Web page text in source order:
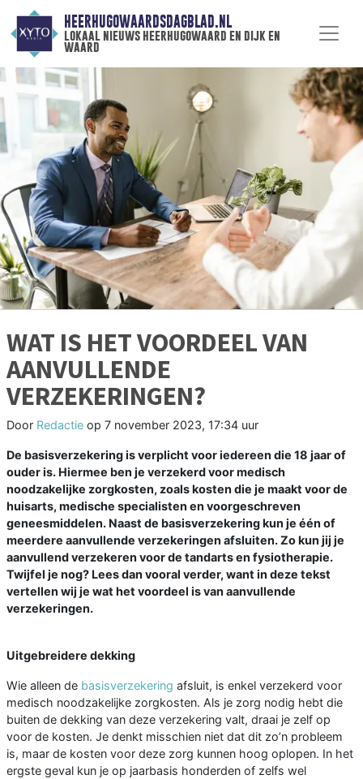
HEERHUGOWAARDSDAGBLAD.NL
lokaal nieuws heerhugowaard en dijk en
waard
WAT IS HET VOORDEEL VAN
AANVULLENDE
VERZEKERINGEN?
Door Redactie op 7 november 2023, 17:34 uur
De basisverzekering is verplicht voor iedereen die 18 jaar of
ouder is. Hiermee ben je verzekerd voor medisch
noodzakelijke zorgkosten, zoals kosten die je maakt voor de
huisarts, medische specialisten en voorgeschreven
geneesmiddelen. Naast de basisverzekering kun je één of
meerdere aanvullende verzekeringen afsluiten. Zo kun jij je
aanvullend verzekeren voor de tandarts en fysiotherapie.
Twijfel je nog? Lees dan vooral verder, want in deze tekst
vertellen wij je wat het voordeel is van aanvullende
verzekeringen.
Uitgebreidere dekking
Wie alleen de basisverzekering afsluit, is enkel verzekerd voor
medisch noodzakelijke zorgkosten. Als je zorg nodig hebt die
buiten de dekking van deze verzekering valt, draai je zelf op
voor de kosten. Je denkt misschien niet dat dit zo’n probleem
is, maar de kosten voor deze zorg kunnen hoog oplopen. In het
ergste geval kun je op jaarbasis honderden of zelfs wel